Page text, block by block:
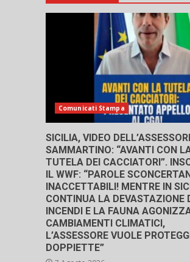
Comunicati Stampa
SICILIA, VIDEO
SAMMARTINO: “AVANTI CON
TUTELA DEI CACCIATORI”.
IL WWF: “PAROLE
INACCETTABILI! MENTRE IN
CONTINUA LA DEVASTAZIONE
INCENDI E LA FAUNA
CAMBIAMENTI CLIMATICI,
L’ASSESSORE VUOLE
DOPPIETTE”